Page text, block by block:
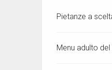
Pietanze a
Menu adulto